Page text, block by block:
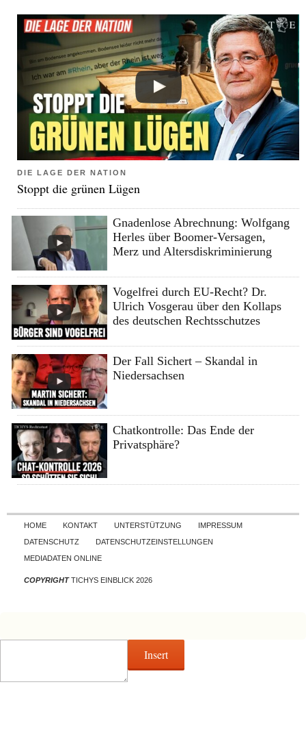
DIE LAGE DER NATION
Stoppt die grünen Lügen
Gnadenlose Abrechnung: Wolfgang
Herles über Boomer-Versagen,
Merz und Altersdiskriminierung
Vogelfrei durch EU-Recht? Dr.
Ulrich Vosgerau über den Kollaps
des deutschen Rechtsschutzes
Der Fall Sichert – Skandal in
Niedersachsen
Chatkontrolle: Das Ende der
Privatsphäre?
Skip to content
HOME KONTAKT UNTERSTÜTZUNG
IMPRESSUM
DATENSCHUTZ
DATENSCHUTZEINSTELLUNGEN
MEDIADATEN ONLINE
COPYRIGHTTICHYS EINBLICK 2026
Insert